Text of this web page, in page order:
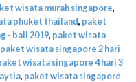
wisata murah singapore,
phuket thailand, paket
- bali 2019, paket wisata
paket wisata singapore 2 hari
wisata singapore 4 hari 3
, paket wisata singapore